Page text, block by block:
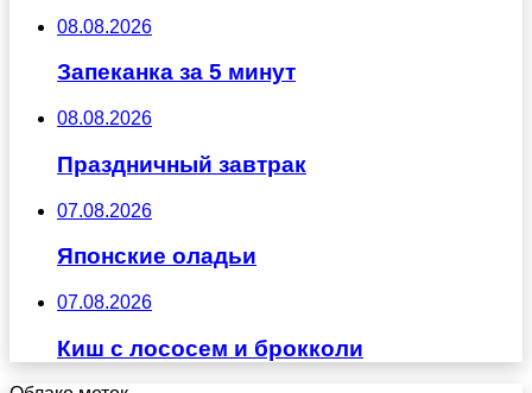
08.08.2026
Запеканка за 5 минут
08.08.2026
Праздничный завтрак
07.08.2026
Японские оладьи
07.08.2026
Киш с лососем и брокколи